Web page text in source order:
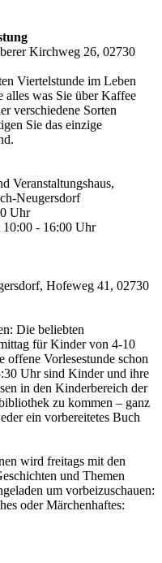
Kirchweg 26, 02730
Viertelstunde im Leben
alles was Sie über Kaffee
verschiedene Sorten
Sie das einzige
Veranstaltungshaus,
Neugersdorf
Uhr
10:00 - 16:00 Uhr
Hofeweg 41, 02730
Die beliebten
für Kinder von 4-10
offene Vorlesestunde schon
Uhr sind Kinder und ihre
in den Kinderbereich der
zu kommen – ganz
ein vorbereitetes Buch
wird freitags mit den
und Themen
um vorbeizuschauen:
oder Märchenhaftes: